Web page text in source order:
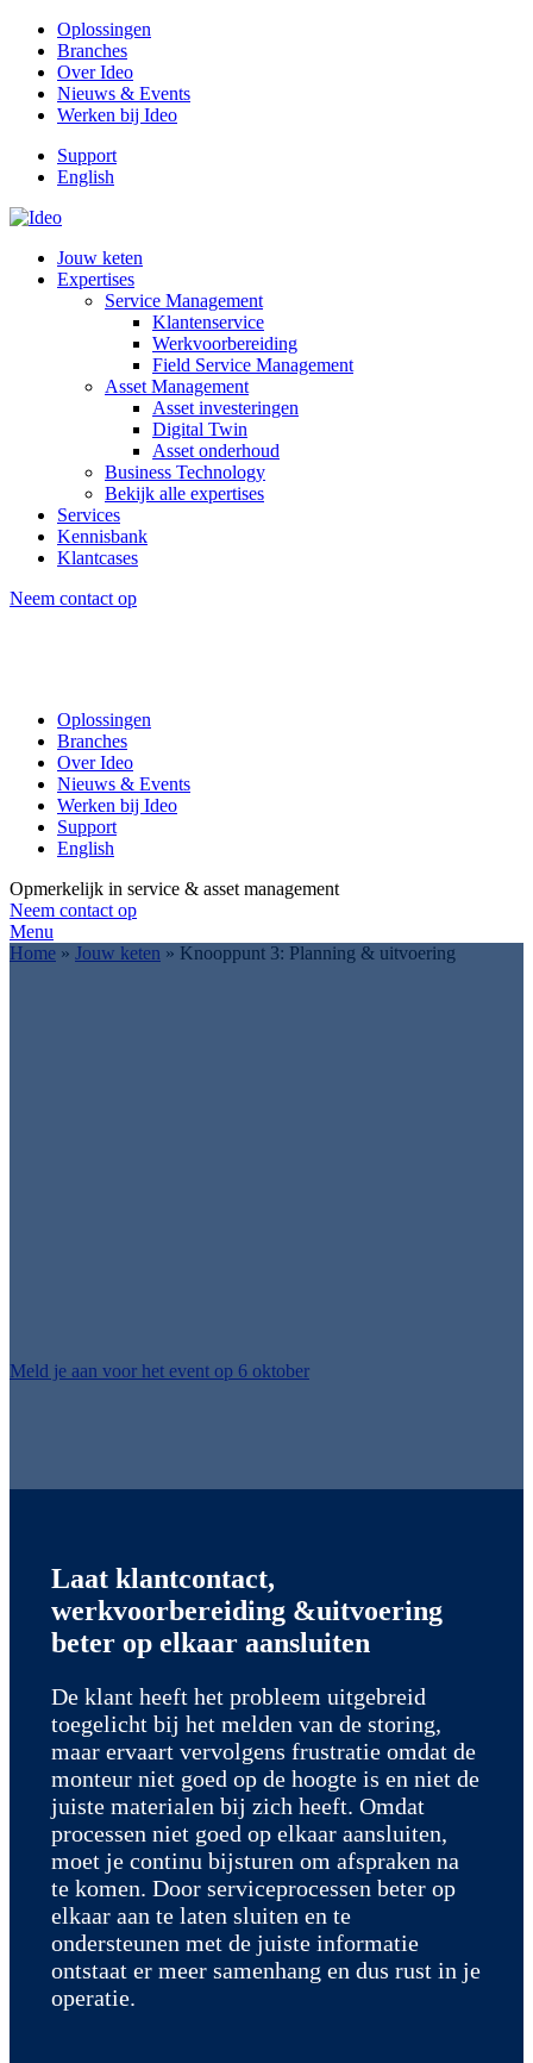
Oplossingen
Branches
Over Ideo
Nieuws & Events
Werken bij Ideo
Support
English
Jouw keten
Expertises
Service Management
Klantenservice
Werkvoorbereiding
Field Service Management
Asset Management
Asset investeringen
Digital Twin
Asset onderhoud
Business Technology
Bekijk alle expertises
Services
Kennisbank
Klantcases
Neem contact op
Oplossingen
Branches
Over Ideo
Nieuws & Events
Werken bij Ideo
Support
English
Opmerkelijk in service & asset management
Neem contact op
Menu
Home » Jouw keten » Knooppunt 3: Planning & uitvoering
Meld je aan voor het event op 6 oktober
Laat klantcontact,
werkvoorbereiding &uitvoering
beter op elkaar aansluiten
De klant heeft het probleem uitgebreid
toegelicht bij het melden van de storing,
maar ervaart vervolgens frustratie omdat de
monteur niet goed op de hoogte is en niet de
juiste materialen bij zich heeft. Omdat
processen niet goed op elkaar aansluiten,
moet je continu bijsturen om afspraken na
te komen. Door serviceprocessen beter op
elkaar aan te laten sluiten en te
ondersteunen met de juiste informatie
ontstaat er meer samenhang en dus rust in je
operatie.